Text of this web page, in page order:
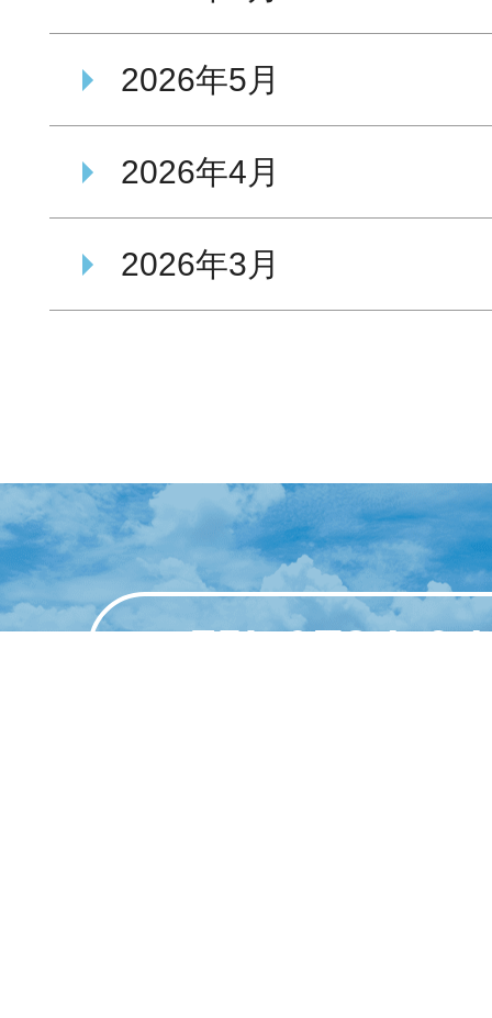
2026年5月
2026年4月
2026年3月
TEL 0794-